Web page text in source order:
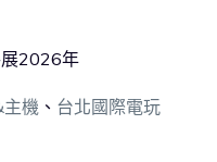
2026年
主機、 台北國際電玩